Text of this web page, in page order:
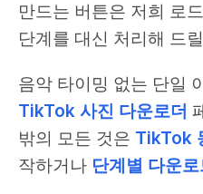
만드는 버튼은 저희 로
단계를 대신 처리해 드
음악 타이밍 없는 단일
TikTok 사진 다운로더
밖의 모든 것은 TikTok
작하거나 단계별 다운